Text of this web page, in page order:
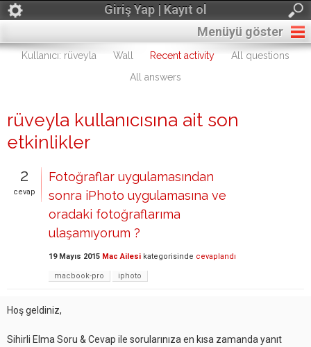
Giriş Yap | Kayıt ol
Menüyü göster
Kullanıcı: rüveyla Wall Recent activity
All questions
All answers
rüveyla kullanıcısına ait son
etkinlikler
2
cevap
Fotoğraflar uygulamasından
sonra iPhoto uygulamasına ve
oradaki fotoğraflarıma
ulaşamıyorum ?
19 Mayıs 2015 Mac Ailesi kategorisinde cevaplandı
macbook-pro iphoto
Hoş geldiniz,
Sihirli Elma Soru & Cevap ile sorularınıza en kısa zamanda yanıt